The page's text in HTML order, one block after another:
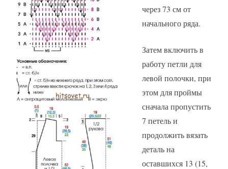
через 73 см от
начального ряда.
Затем включить в
работу петли для
левой полочки, при
этом для проймы
сначала пропустить
7 петель и
продолжить вязать
деталь на
оставшихся 13 (15,